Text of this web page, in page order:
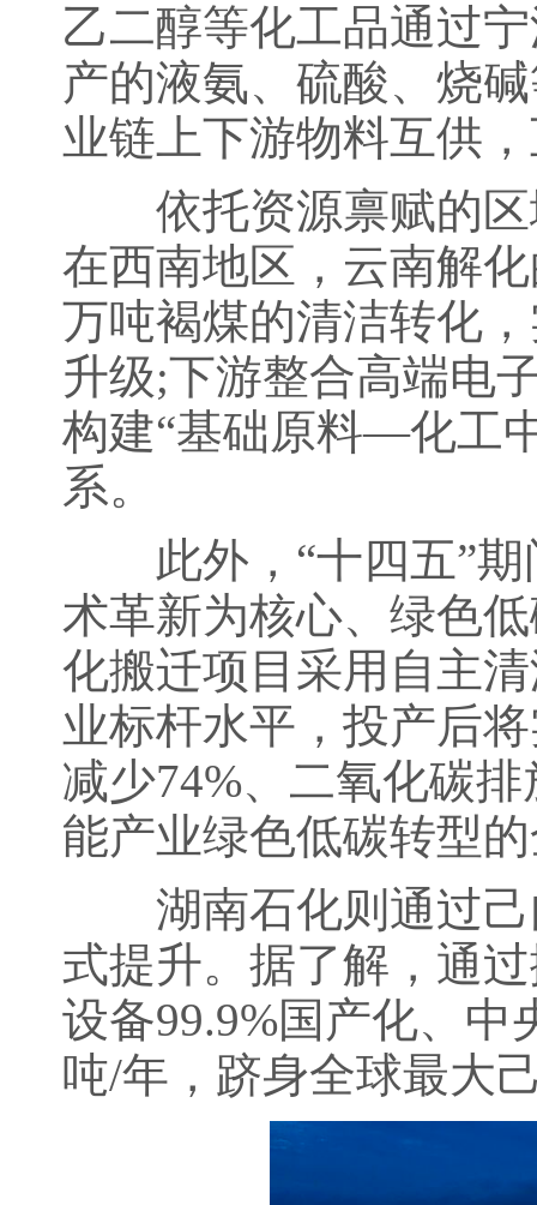
乙二醇等化工品通过
产的液氨、硫酸、烧
业链上下游物料互供
依托资源禀赋的区
在西南地区，云南解
万吨褐煤的清洁转化
升级;下游整合高端电
构建“基础原料—化工
系。
此外，“十四五”期
术革新为核心、绿色
化搬迁项目采用自主
业标杆水平，投产后
减少74%、二氧化碳
能产业绿色低碳转型
湖南石化则通过己
式提升。据了解，通
设备99.9%国产化、
吨/年，跻身全球最大